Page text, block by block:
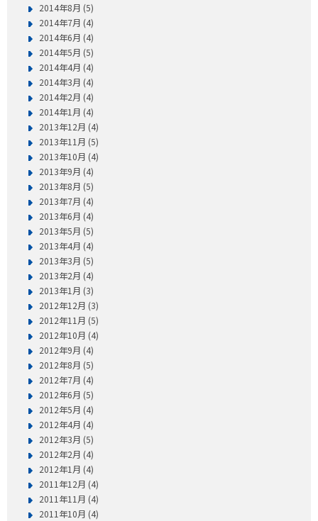
2014年8月 (5)
2014年7月 (4)
2014年6月 (4)
2014年5月 (5)
2014年4月 (4)
2014年3月 (4)
2014年2月 (4)
2014年1月 (4)
2013年12月 (4)
2013年11月 (5)
2013年10月 (4)
2013年9月 (4)
2013年8月 (5)
2013年7月 (4)
2013年6月 (4)
2013年5月 (5)
2013年4月 (4)
2013年3月 (5)
2013年2月 (4)
2013年1月 (3)
2012年12月 (3)
2012年11月 (5)
2012年10月 (4)
2012年9月 (4)
2012年8月 (5)
2012年7月 (4)
2012年6月 (5)
2012年5月 (4)
2012年4月 (4)
2012年3月 (5)
2012年2月 (4)
2012年1月 (4)
2011年12月 (4)
2011年11月 (4)
2011年10月 (4)